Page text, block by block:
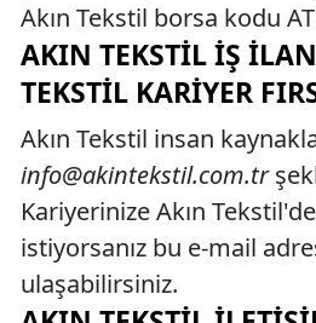
Akın Tekstil borsa kodu
AKIN TEKSTIL İŞ
TEKSTIL KARIYER
Akın Tekstil insan
info@akintekstil.com.tr
Kariyerinize Akın
istiyorsanız bu e-mail
ulaşabilirsiniz.